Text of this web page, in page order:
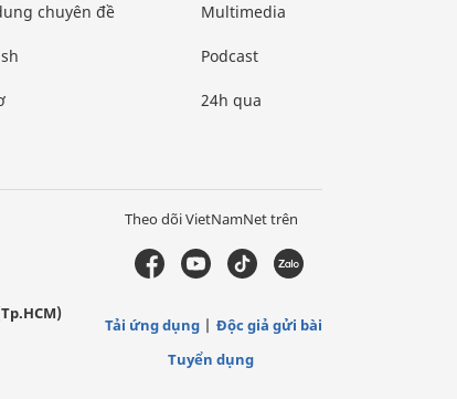
chuyên đề Multimedia
Podcast
24h qua
Theo dõi VietNamNet trên
Tải ứng dụng
Độc giả gửi bài
Tuyển dụng